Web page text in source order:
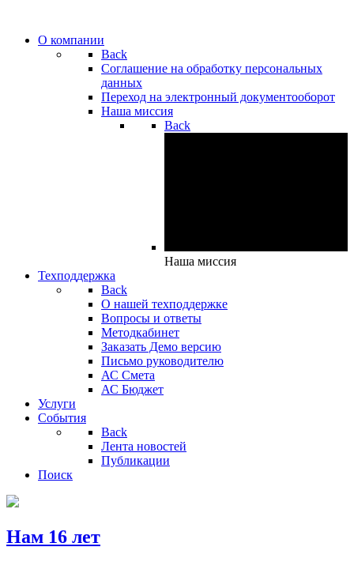
О компании
Back
Cоглашение на обработку персональных
данных
Переход на электронный документооборот
Наша миссия
Back
Наша миссия
Техподдержка
Back
О нашей техподдержке
Вопросы и ответы
Методкабинет
Заказать Демо версию
Письмо руководителю
АС Смета
АС Бюджет
Услуги
События
Back
Лента новостей
Публикации
Поиск
Нам 16 лет